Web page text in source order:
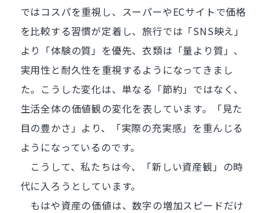
ではコスパを重視し、スーパーやECサイトで価格
を比較する習慣が定着し、旅行では「SNS映え」
より「体験の質」を優先、衣類は「量より質」、
実用性と耐久性を重視するようになってきまし
た。こうした変化は、単なる「節約」ではなく、
生活全体の価値観の変化を表しています。「見た
目の豊かさ」より、「実際の充実感」を重んじる
ようになっているのです。
こうして、私たちは今、「新しい資産観」の時
代に入ろうとしています。
もはや資産の価値は、数字の増加スピードだけ